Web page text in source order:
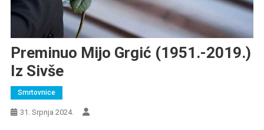
Preminuo Mijo Grgić (1951.-2019.)
Iz Sivše
Smrtovnice
31. Srpnja 2024.